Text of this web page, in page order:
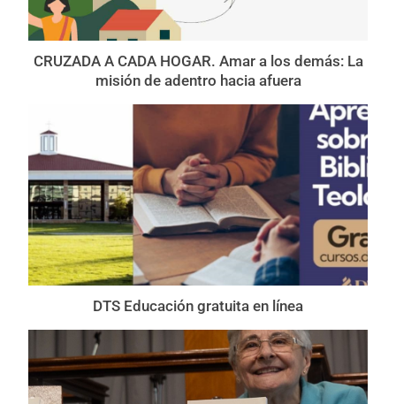
CRUZADA A CADA HOGAR. Amar a los demás: La
misión de adentro hacia afuera
DTS Educación gratuita en línea